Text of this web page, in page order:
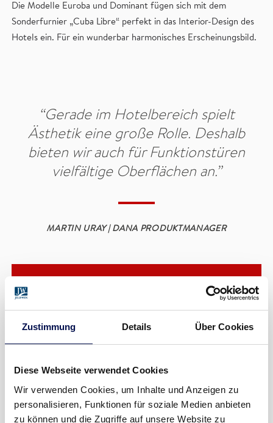
Zustimmung Details Über Cookies
Diese Webseite verwendet Cookies
Wir verwenden Cookies, um Inhalte und Anzeigen zu
personalisieren, Funktionen für soziale Medien anbieten
zu können und die Zugriffe auf unsere Website zu
Die Modelle Euroba und Dominant fügen sich mit dem
Sonderfurnier „Cuba Libre“ perfekt in das Interior-Design des
Hotels ein. Für ein wunderbar harmonisches Erscheinungsbild.
“Gerade im Hotelbereich spielt
Ästhetik eine große Rolle. Deshalb
bieten wir auch für Funktionstüren
vielfältige Oberflächen an.”
MARTIN URAY | DANA PRODUKTMANAGER
FAKTEN
INNENTÜR EUROBA
DOMINANT Funktionstür